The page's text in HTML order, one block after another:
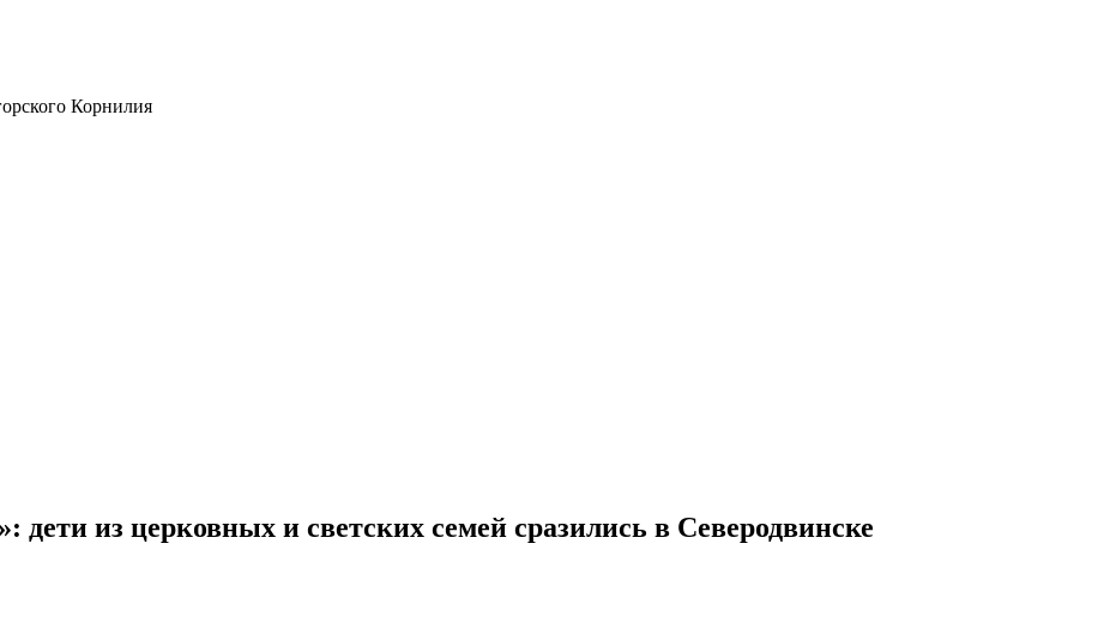
Корнилия
дети из церковных и светских семей сразились в Северодвинске